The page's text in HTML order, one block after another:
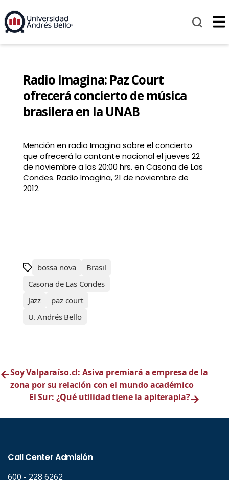
Radio Imagina: Paz Court
ofrecerá concierto de música
brasilera en la UNAB
Mención en radio Imagina sobre el concierto
que ofrecerá la cantante nacional el jueves 22
de noviembre a las 20:00 hrs. en Casona de Las
Condes. Radio Imagina, 21 de noviembre de
2012.
bossa nova
Brasil
Casona de Las Condes
Jazz
paz court
U. Andrés Bello
←Soy Valparaíso.cl: Asiva premiará a empresa de la
zona por su relación con el mundo académico
El Sur: ¿Qué utilidad tiene la apiterapia?→